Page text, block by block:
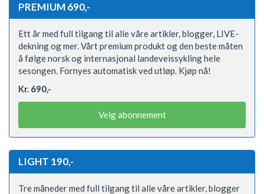
PREMIUM 690,-
Ett år med full tilgang til alle våre artikler, blogger, LIVE-
dekning og mer. Vårt premium produkt og den beste måten
å følge norsk og internasjonal landeveissykling hele
sesongen. Fornyes automatisk ved utløp. Kjøp nå!
Kr. 690,-
Velg abonnement
LIGHT 190,-
Tre måneder med full tilgang til alle våre artikler, blogger